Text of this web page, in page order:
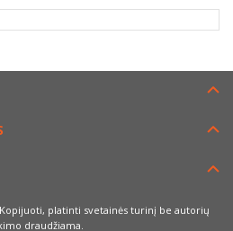
platinti svetainės turinį be autorių
draudžiama.